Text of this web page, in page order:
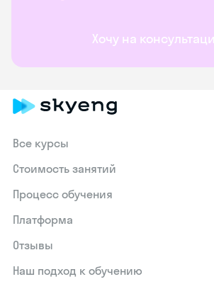
Хочу на
Все курсы
Стоимость занятий
Процесс обучения
Платформа
Отзывы
Наш подход к обучению